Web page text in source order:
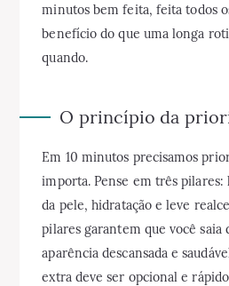
minutos bem feita, feita todos
benefício do que uma longa
quando.
O princípio da
Em 10 minutos precisamos
importa. Pense em três pilares:
da pele, hidratação e leve
pilares garantem que você saia
aparência descansada e
extra deve ser opcional e